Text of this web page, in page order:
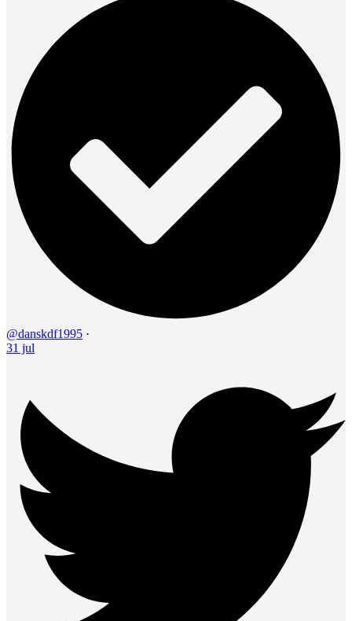
@danskdf1995 ·
31 jul